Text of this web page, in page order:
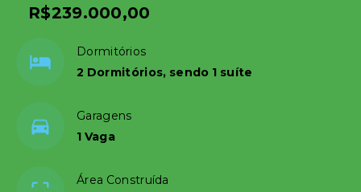
R$239.000,00
Dormitórios
2 Dormitórios, sendo 1 suíte
Garagens
1 Vaga
Área Construída